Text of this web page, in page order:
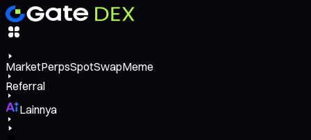
MarketPerpsSpotSwapMeme
Referral
Lainnya